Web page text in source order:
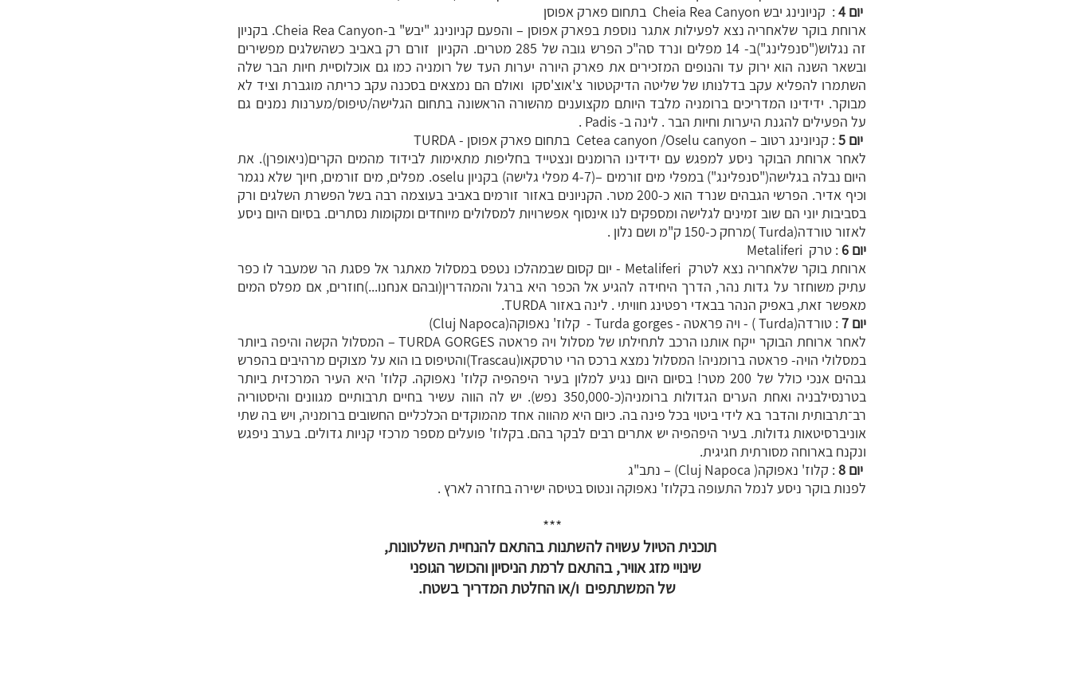
יום 4
: קניונינג יבש Cheia Rea Canyon בתחום פארק אפוסן
ארוחת בוקר שלאחריה נצא לפעילות אתגר נוספת בפארק אפוסן – והפעם קניונינג "יבש" ב-Cheia Rea Canyon. בקניון
זה נגלוש("סנפלינג")ב- 14 מפלים ונרד סה"כ הפרש גובה של 285 מטרים. הקניון זורם רק באביב כשהשלגים מפשירים
ובשאר השנה הוא ירוק עד והנופים המזכירים את פארק היורה יערות העד של רומניה כמו גם אוכלוסיית חיות הבר שלה
השתמרו להפליא עקב בדלנותו של שליטה הדיקטטור צ'אוצ'סקו ואולם הם נמצאים בסכנה עקב כריתה מוגברת וציד לא
מבוקר. ידידינו המדריכים ברומניה מלבד היותם מקצוענים מהשורה הראשונה בתחום הגלישה/טיפוס/מערנות נמנים גם
על הפעילים להגנת היערות וחיות הבר . לינה ב- Padis .
יום 5
: קניונינג רטוב – Cetea canyon /Oselu canyon בתחום פארק אפוסן - TURDA
לאחר ארוחת הבוקר ניסע למפגש עם ידידינו הרומנים ונצטייד בחליפות מתאימות לבידוד מהמים הקרים(ניאופרן). את
היום נבלה בגלישה("סנפלינג") במפלי מים זורמים –(4-7 מפלי גלישה) בקניון oselu. מפלים, מים זורמים, חיוך שלא נגמר
וכיף אדיר. הפרשי הגבהים שנרד הוא כ-200 מטר. הקניונים באזור זורמים באביב בעוצמה רבה בשל הפשרת השלגים ורק
בסביבות יוני הם שוב זמינים לגלישה ומספקים לנו אינסוף אפשרויות למסלולים מיוחדים ומקומות נסתרים. בסיום היום ניסע
לאזור טורדה(Turda )מרחק כ-150 ק"מ ושם נלון .
יום 6
: טרק Metaliferi
ארוחת בוקר שלאחריה נצא לטרק Metaliferi - יום קסום שבמהלכו נטפס במסלול מאתגר אל פסגת הר שמעבר לו כפר
עתיק משוחזר על גדות נהר, הדרך היחידה להגיע אל הכפר היא ברגל והמהדרין(ובהם אנחנו...)חוזרים, אם מפלס המים
מאפשר זאת, באפיק הנהר בבאדי רפטינג חוויתי . לינה באזור TURDA.
יום 7
: טורדה(Turda ) - ויה פראטה - Turda gorges - קלוז' נאפוקה(Cluj Napoca)
לאחר ארוחת הבוקר ייקח אותנו הרכב לתחילתו של מסלול ויה פראטה TURDA GORGES – המסלול הקשה והיפה ביותר
במסלולי הויה- פראטה ברומניה! המסלול נמצא ברכס הרי טרסקאו(Trascau)והטיפוס בו הוא על מצוקים מרהיבים בהפרש
גבהים אנכי כולל של 200 מטר! בסיום היום נגיע למלון בעיר היפהפיה קלוז' נאפוקה. קלוז' היא העיר המרכזית ביותר
בטרנסילבניה ואחת הערים הגדולות ברומניה(כ-350,000 נפש). יש לה הווה עשיר בחיים תרבותיים מגוונים והיסטוריה
רב־תרבותית והדבר בא לידי ביטוי בכל פינה בה. כיום היא מהווה אחד מהמוקדים הכלכליים החשובים ברומניה, ויש בה שתי
אוניברסיטאות גדולות. בעיר היפהפיה יש אתרים רבים לבקר בהם. בקלוז' פועלים מספר מרכזי קניות גדולים. בערב ניפגש
ונקנח בארוחה מסורתית חגיגית.
יום 8
: קלוז' נאפוקה( Cluj Napoca) – נתב"ג
לפנות בוקר ניסע לנמל התעופה בקלוז' נאפוקה ונטוס בטיסה ישירה בחזרה לארץ .
***
תוכנית הטיול עשויה להשתנות בהתאם להנחיית השלטונות,
שינויי מזג אוויר, בהתאם לרמת הניסיון והכושר הגופני
של המשתתפים ו/או החלטת המדריך בשטח.